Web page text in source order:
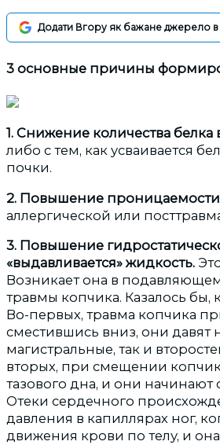
Додати Вгору як бажане джерело в
3 основные причины
1. Снижение количества белка
либо с тем, как усваивается
почки.
2. Повышение
аллергической или
3. Повышение
«выдавливается» жидкость.
Возникает она в
травмы копчика. Казалось
Во-первых, травма копчика
сместившись вниз, они давят
магистральные, так и
вторых, при смещении
тазового дна, и они
Отеки сердечного
давления в капиллярах ног,
движения крови по телу, и